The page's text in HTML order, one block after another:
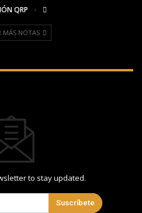
QRP
MÁS NOTAS
to stay updated.
Suscríbete